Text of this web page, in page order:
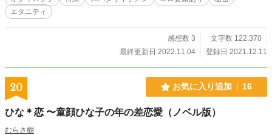
エタニティ
感想数 3
文字数 122,370
最終更新日 2022.11.04
登録日 2021.12.11
20 お気に入り追加 16
ひな＊恋 〜童顔ひな子の年の差恋愛（ノベル版）
むらさ樹